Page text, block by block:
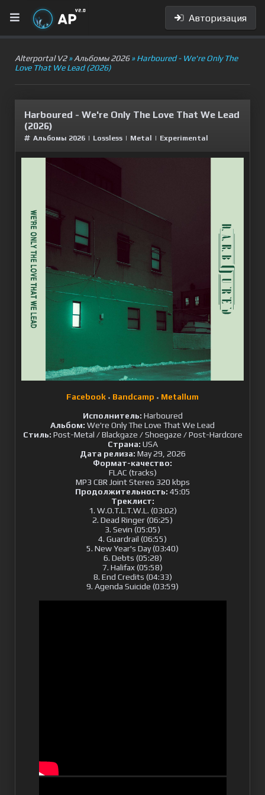
Авторизация
Alterportal V2»Альбомы 2026» Harboured - We're Only The
Love That We Lead (2026)
Harboured - We're Only The Love That We Lead
(2026)
Альбомы 2026 | Lossless | Metal | Experimental
Facebook • Bandcamp • Metallum
Исполнитель: Harboured
Альбом: We're Only The Love That We Lead
Стиль: Post-Metal / Blackgaze / Shoegaze / Post-Hardcore
Страна: USA
Дата релиза: May 29, 2026
Формат-качество:
FLAC (tracks)
MP3 CBR Joint Stereo 320 kbps
Продолжительность: 45:05
Треклист:
1. W.O.T.L.T.W.L. (03:02)
2. Dead Ringer (06:25)
3. Sevin (05:05)
4. Guardrail (06:55)
5. New Year's Day (03:40)
6. Debts (05:28)
7. Halifax (05:58)
8. End Credits (04:33)
9. Agenda Suicide (03:59)